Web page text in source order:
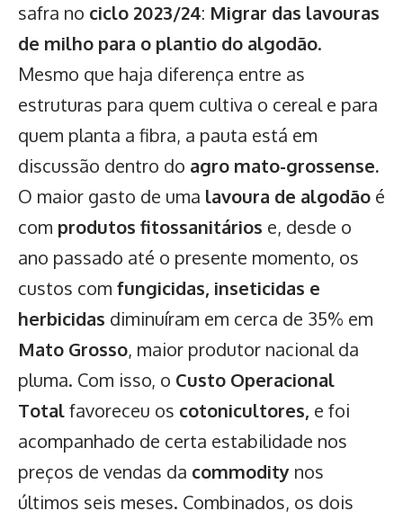
safra no ciclo 2023/24: Migrar das lavouras
de milho para o plantio do algodão.
Mesmo que haja diferença entre as
estruturas para quem cultiva o cereal e para
quem planta a fibra, a pauta está em
discussão dentro do agro mato-grossense.
O maior gasto de uma lavoura de algodão é
com produtos fitossanitários e, desde o
ano passado até o presente momento, os
custos com fungicidas, inseticidas e
herbicidas diminuíram em cerca de 35% em
Mato Grosso, maior produtor nacional da
pluma. Com isso, o Custo Operacional
Totalfavoreceu os cotonicultores, e foi
acompanhado de certa estabilidade nos
preços de vendas da commodity nos
últimos seis meses. Combinados, os dois